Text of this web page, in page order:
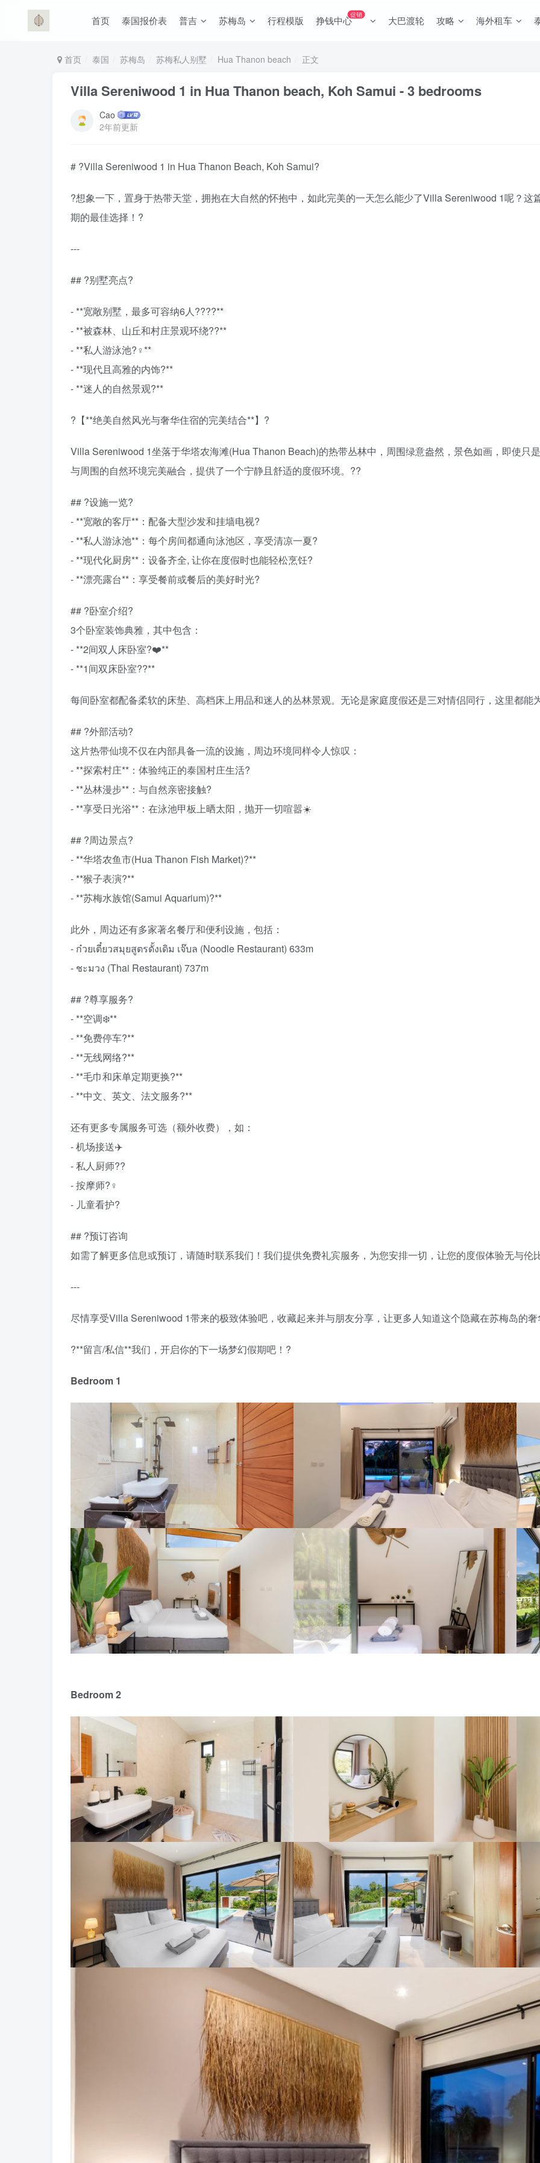
首页 泰国报价表 普吉 苏梅岛 行程模版 挣钱中心促销 大巴渡轮 攻略 海外租车
首页 泰国 苏梅岛 苏梅私人别墅 Hua Thanon beach 正文
Villa Sereniwood 1 in Hua Thanon beach, Koh Samui - 3 bedrooms
Cao
2年前更新
# ?Villa Sereniwood 1 in Hua Thanon Beach, Koh Samui?️
?想象一下，置身于热带天堂，拥抱在大自然的怀抱中，如此完美的一天怎么能少了Villa Sereniwood 1呢？这
期的最佳选择！?
---
## ?别墅亮点?
- **宽敞别墅，最多可容纳6人?‍?‍?‍?**
- **被森林、山丘和村庄景观环绕??**
- **私人游泳池?‍♀️**
- **现代且高雅的内饰?️**
- **迷人的自然景观?**
?【**绝美自然风光与奢华住宿的完美结合**】?
Villa Sereniwood 1坐落于华塔农海滩(Hua Thanon Beach)的热带丛林中，周围绿意盎然，景色如画，即使只
与周围的自然环境完美融合，提供了一个宁静且舒适的度假环境。??
## ?设施一览?
- **宽敞的客厅**：配备大型沙发和挂墙电视?
- **私人游泳池**：每个房间都通向泳池区，享受清凉一夏?
- **现代化厨房**：设备齐全, 让你在度假时也能轻松烹饪?
- **漂亮露台**：享受餐前或餐后的美好时光?
## ?️卧室介绍?️
3个卧室装饰典雅，其中包含：
- **2间双人床卧室?️❤️**
- **1间双床卧室?️?️**
每间卧室都配备柔软的床垫、高档床上用品和迷人的丛林景观。无论是家庭度假还是三对情侣同行，这里都能
## ?外部活动?
这片热带仙境不仅在内部具备一流的设施，周边环境同样令人惊叹：
- **探索村庄**：体验纯正的泰国村庄生活?
- **丛林漫步**：与自然亲密接触?️
- **享受日光浴**：在泳池甲板上晒太阳，抛开一切喧嚣☀️
## ?️周边景点?️
- **华塔农鱼市(Hua Thanon Fish Market)?**
- **猴子表演?**
- **苏梅水族馆(Samui Aquarium)?**
此外，周边还有多家著名餐厅和便利设施，包括：
- ก๋วยเตี๋ยวสมุยสูตรดั้งเดิม เจ๊บล (Noodle Restaurant) 633m
- ชะมวง (Thai Restaurant) 737m
## ?尊享服务?
- **空调❄️**
- **免费停车?**
- **无线网络?**
- **毛巾和床单定期更换?**
- **中文、英文、法文服务?**
还有更多专属服务可选（额外收费），如：
- 机场接送✈️
- 私人厨师?‍?
- 按摩师?‍♀️
- 儿童看护?
## ?预订咨询
如需了解更多信息或预订，请随时联系我们！我们提供免费礼宾服务，为您安排一切，让您的度假体验无与伦
---
尽情享受Villa Sereniwood 1带来的极致体验吧，收藏起来并与朋友分享，让更多人知道这个隐藏在苏梅岛的
?**留言/私信**我们，开启你的下一场梦幻假期吧！?
Bedroom 1
Bedroom 2